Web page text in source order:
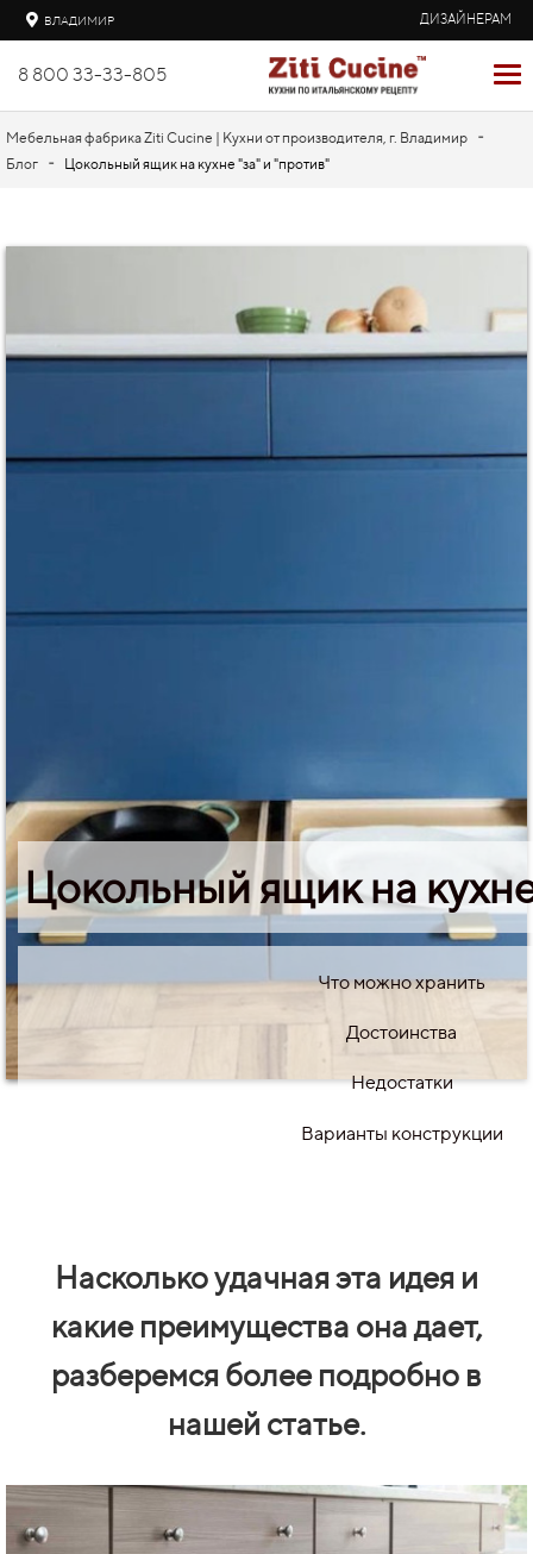
ВЛАДИМИР ДИЗАЙНЕРАМ
8 800 33-33-805
Мебельная фабрика Ziti Cucine | Кухни от производителя, г. Владимир -
Блог - Цокольный ящик на кухне "за" и "против"
Цокольный ящик на
Что можно хранить
Достоинства
Недостатки
Варианты конструкции
Насколько удачная эта идея и
какие преимущества она дает,
разберемся более подробно в
нашей статье.